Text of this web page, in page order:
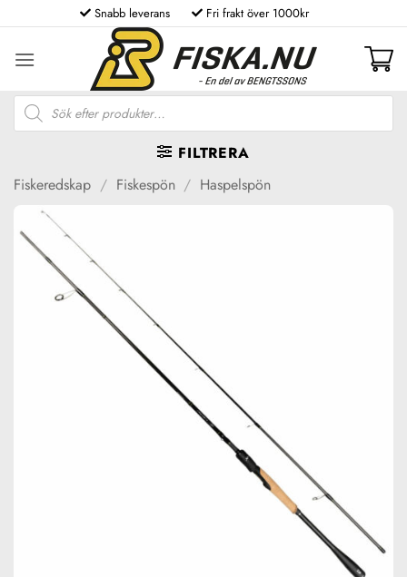
to
content
Snabb leverans Fri frakt över 1000kr
Produktsökning
FILTRERA
Fiskeredskap / Fiskespön / Haspelspön